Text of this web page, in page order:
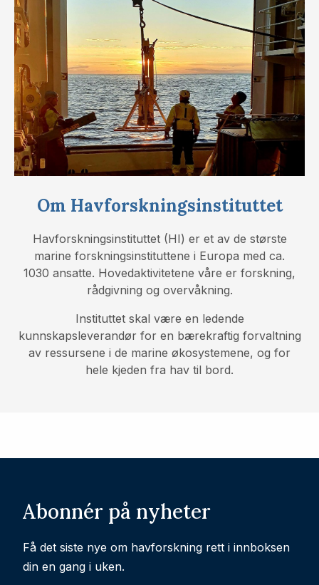
Om Havforskningsinstituttet
Havforskningsinstituttet (HI) er et av de største
marine forskningsinstituttene i Europa med ca.
1030 ansatte. Hovedaktivitetene våre er forskning,
rådgivning og overvåkning.
Instituttet skal være en ledende
kunnskapsleverandør for en bærekraftig forvaltning
av ressursene i de marine økosystemene, og for
hele kjeden fra hav til bord.
Abonnér på nyheter
Få det siste nye om havforskning rett i innboksen
din en gang i uken.